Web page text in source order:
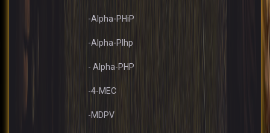
-Alpha-PHiP
-Alpha-PIhp
- Alpha-PHP
-4-MEC
-MDPV